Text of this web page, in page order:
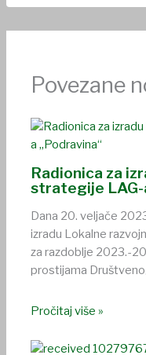
Povezane
Radionica za
strategije LAG-
Dana 20. veljače
izradu Lokalne
za razdoblje 2023.-
prostijama
Pročitaj više »